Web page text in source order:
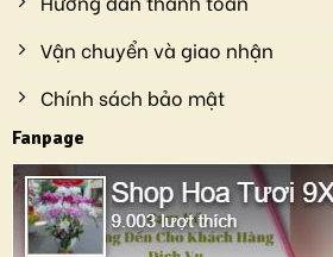
Vận chuyển và giao nhận
Chính sách bảo mật
Fanpage